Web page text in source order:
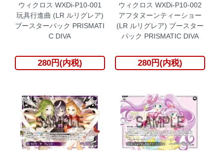
ウィクロス WXDi-P10-001
玩具行進曲 (LR ルリグレア)
ブースターパック PRISMATI
C DIVA
280円(内税)
ウィクロス WXDi-P10-002
アフタヌーンティーショー
(LR ルリグレア) ブースター
パック PRISMATIC DIVA
280円(内税)